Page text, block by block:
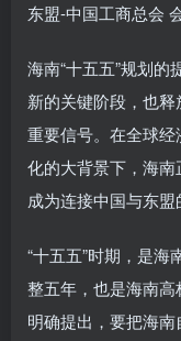
东盟-中国工商总会
海南“十五五”规划
新的关键阶段，也
重要信号。在全球
化的大背景下，海
成为连接中国与东盟
“十五五”时期，是
整五年，也是海南
明确提出，要把海